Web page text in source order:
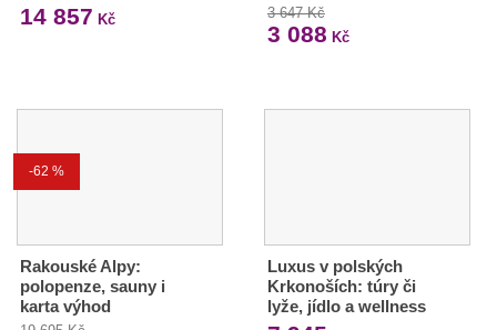
14 857 Kč 3 647 Kč
3 088 Kč
-62 %
Rakouské Alpy:
polopenze, sauny i
karta výhod
Luxus v polských
Krkonoších: túry či
lyže, jídlo a wellness